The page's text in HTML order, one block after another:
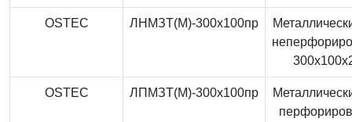
OSTEC ЛНМЗТ(М)-300x100пр
OSTEC ЛПМЗТ(М)-300x100пр